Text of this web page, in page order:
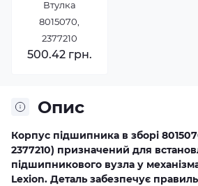
Опис
Корпус підшипника в зборі
2377210) призначений для
підшипникового вузла у
Lexion. Деталь забезпечує
Втулка
8015070,
2377210
500.42 грн.